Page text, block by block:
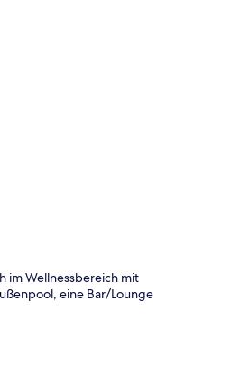
im Wellnessbereich mit
eine Bar/Lounge